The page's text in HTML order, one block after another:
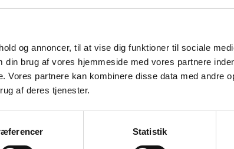
og annoncer, til at vise dig funktioner til sociale
brug af vores hjemmeside med vores partnere
Vores partnere kan kombinere disse data med andre
af deres tjenester.
Statistik